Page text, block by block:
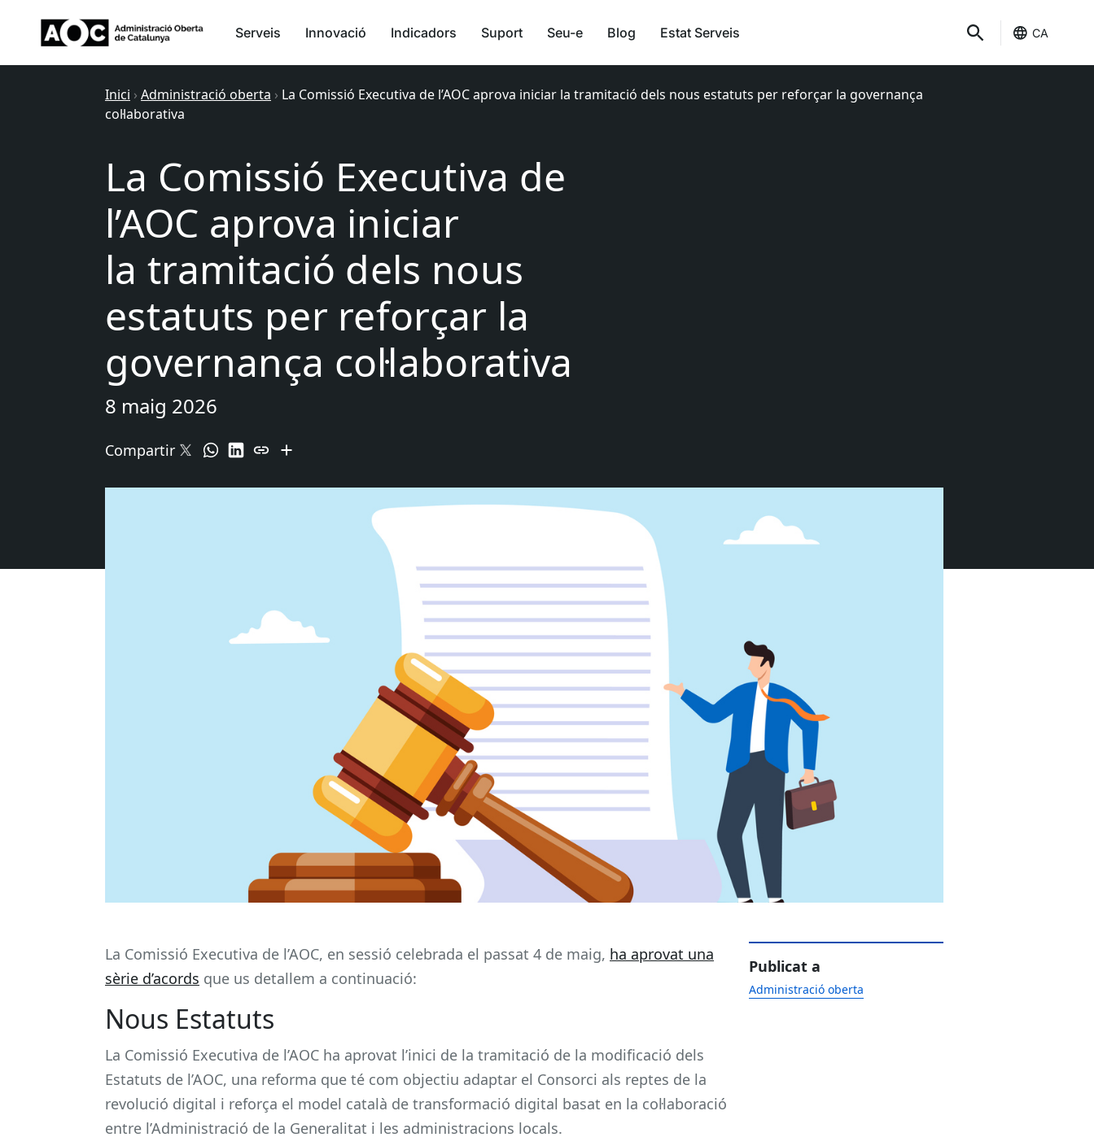
Serveis Innovació Indicadors Suport Seu-e Blog Estat Serveis CA
Inici › Administració oberta › La Comissió Executiva de l’AOC aprova iniciar la tramitació dels nous estatuts per reforçar la governança
col·laborativa
La Comissió Executiva de
l’AOC aprova iniciar
la tramitació dels nous
estatuts per reforçar la
governança col·laborativa
8 maig 2026
Compartir
La Comissió Executiva de l’AOC, en sessió celebrada el passat 4 de maig, ha aprovat una
sèrie d’acords que us detallem a continuació:
Nous Estatuts
La Comissió Executiva de l’AOC ha aprovat l’inici de la tramitació de la modificació dels
Estatuts de l’AOC, una reforma que té com objectiu adaptar el Consorci als reptes de la
revolució digital i reforça el model català de transformació digital basat en la col·laboració
entre l’Administració de la Generalitat i les administracions locals.
Publicat a
Administració oberta